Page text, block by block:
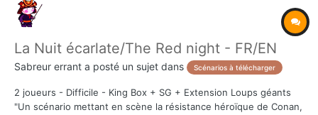
La Nuit écarlate/The Red night - FR/EN
Sabreur errant a posté un sujet dans Scénarios à télécharger
2 joueurs - Difficile - King Box + SG + Extension Loups géants
"Un scénario mettant en scène la résistance héroïque de Conan,